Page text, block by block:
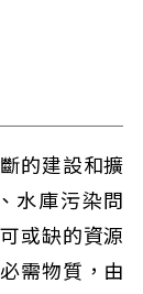
的建設和擴
水庫污染問
或缺的資源
需物質，由